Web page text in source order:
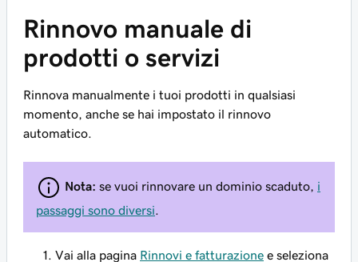
Rinnovo manuale di
prodotti o servizi
Rinnova manualmente i tuoi prodotti in qualsiasi
momento, anche se hai impostato il rinnovo
automatico.
Nota: se vuoi rinnovare un dominio scaduto
i
passaggi sono diversi
Vai alla pagina Rinnovi e fatturazione e seleziona